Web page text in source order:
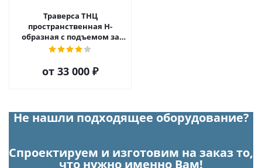
Траверса ТНЦ
пространственная Н-
образная с подъемом за
центр
от 33 000 ₽
Не нашли подходящее оборудование?
Спроектируем и изготовим на заказ то,
что нужно именно Вам!